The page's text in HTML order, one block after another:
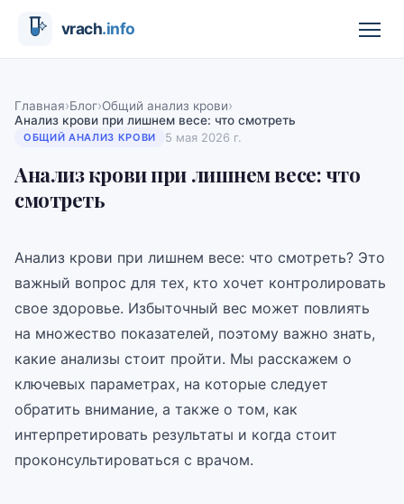
Главная›Блог›Общий анализ крови›
Анализ крови при лишнем весе: что смотреть
ОБЩИЙ АНАЛИЗ КРОВИ 5 мая 2026 г.
Анализ крови при лишнем весе: что
смотреть
Анализ крови при лишнем весе: что смотреть? Это
важный вопрос для тех, кто хочет контролировать
свое здоровье. Избыточный вес может повлиять
на множество показателей, поэтому важно знать,
какие анализы стоит пройти. Мы расскажем о
ключевых параметрах, на которые следует
обратить внимание, а также о том, как
интерпретировать результаты и когда стоит
проконсультироваться с врачом.